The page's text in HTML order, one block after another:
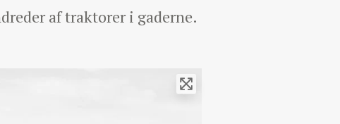
af traktorer i gaderne.